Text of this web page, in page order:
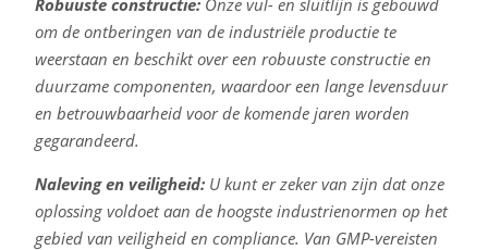
om de ontberingen van de industriële productie te
weerstaan en beschikt over een robuuste constructie en
duurzame componenten, waardoor een lange levensduur
en betrouwbaarheid voor de komende jaren worden
gegarandeerd.
Naleving en veiligheid:U kunt er zeker van zijn dat onze
oplossing voldoet aan de hoogste industrienormen op het
gebied van veiligheid en compliance. Van GMP-vereisten